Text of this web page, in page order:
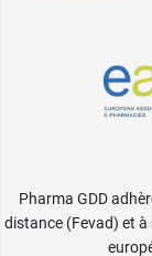
Pharma GDD
distance (Fevad) et